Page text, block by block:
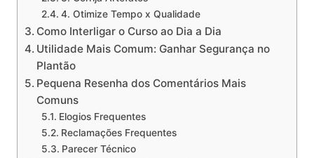
4. Otimize Tempo x Qualidade
Como Interligar o Curso ao Dia a Dia
Utilidade Mais Comum: Ganhar Segurança no
Plantão
Pequena Resenha dos Comentários Mais
Comuns
Elogios Frequentes
Reclamações Frequentes
Parecer Técnico